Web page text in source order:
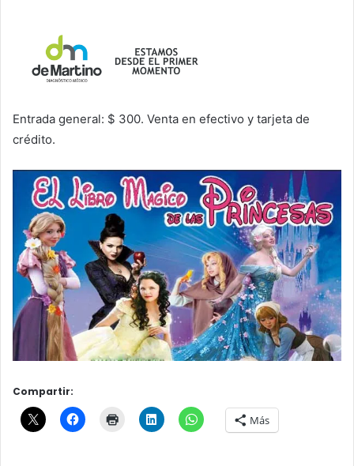
Entrada general: $ 300. Venta en efectivo y tarjeta de
crédito.
Compartir:
Más